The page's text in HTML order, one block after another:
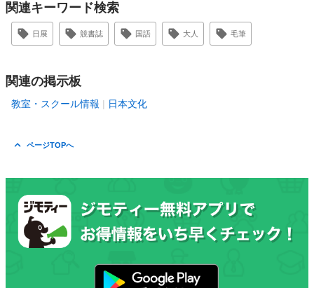
関連キーワード検索
日展 競書誌 国語 大人 毛筆
関連の掲示板
教室・スクール情報 日本文化
ページTOPへ